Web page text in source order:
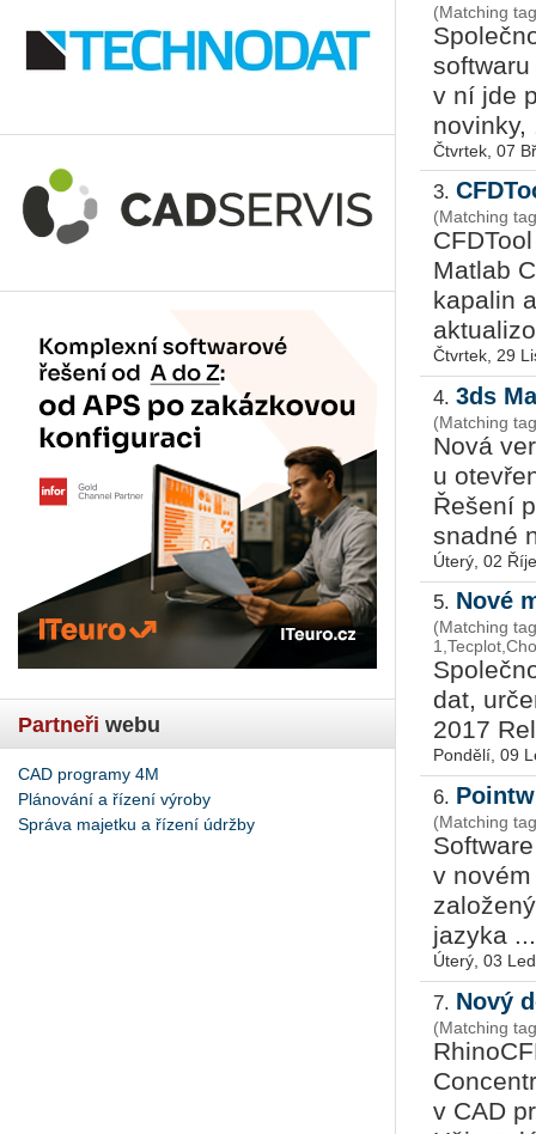
Partneři webu
CAD programy 4M
Plánování a řízení výroby
Správa majetku a řízení údržby
(Matching
v ní jde
novinky,
Čtvrtek, 07
3.
(Matching
Matlab
kapalin
Čtvrtek, 29
4. 3ds
(Matching
Nová
u
Řešení
snadné
Úterý, 02
5. Nové
(Matching
dat,
2017
Pondělí, 09
6.
(Matching
v
jazyka ...
Úterý, 03
7. Nový
(Matching
v CAD